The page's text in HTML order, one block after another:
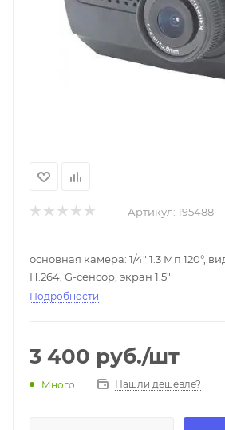
Артикул: 195488
основная камера: 1/4" 1.3 Мп 120°,
H.264, G-сенсор, экран 1.5"
Подробности
3 400 руб./шт
Много Нашли дешевле?